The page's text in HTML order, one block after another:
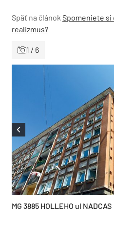
Späť na článok Spomeniete si
realizmus?
1 / 6
MG 3885 HOLLEHO ul NADCAS